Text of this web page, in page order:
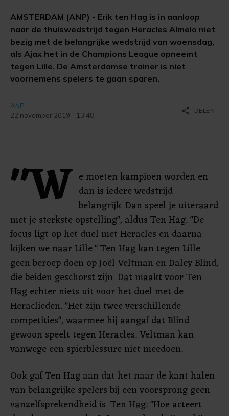
AMSTERDAM (ANP) - Erik ten Hag is in aanloop
naar de thuiswedstrijd tegen Heracles Almelo niet
bezig met de belangrijke wedstrijd van woensdag,
als Ajax het in de Champions League opneemt
tegen Lille. De Amsterdamse trainer is niet
voornemens spelers te gaan sparen.
ANP
22 november 2019 - 13:48
share DELEN
"W e moeten kampioen worden en
dan is iedere wedstrijd
belangrijk. Dan speel je uiteraard
met je sterkste opstelling", aldus Ten Hag. "De
focus ligt op het duel met Heracles en daarna
kijken we naar Lille." Ten Hag kan tegen Lille
geen beroep doen op Joël Veltman en Daley Blind,
die beiden geschorst zijn. Dat maakt voor Ten
Hag echter niets uit voor het duel met de
Heraclieden. "Het zijn twee verschillende
competities", waarmee hij aangaf dat Blind
gewoon speelt tegen Heracles. Veltman kan
vanwege een spierblessure niet meedoen.
Ook gaf Ten Hag aan dat het naar de kant halen
van belangrijke spelers bij een voorsprong geen
vanzelfsprekendheid is. Ten Hag: "Hoe acteert